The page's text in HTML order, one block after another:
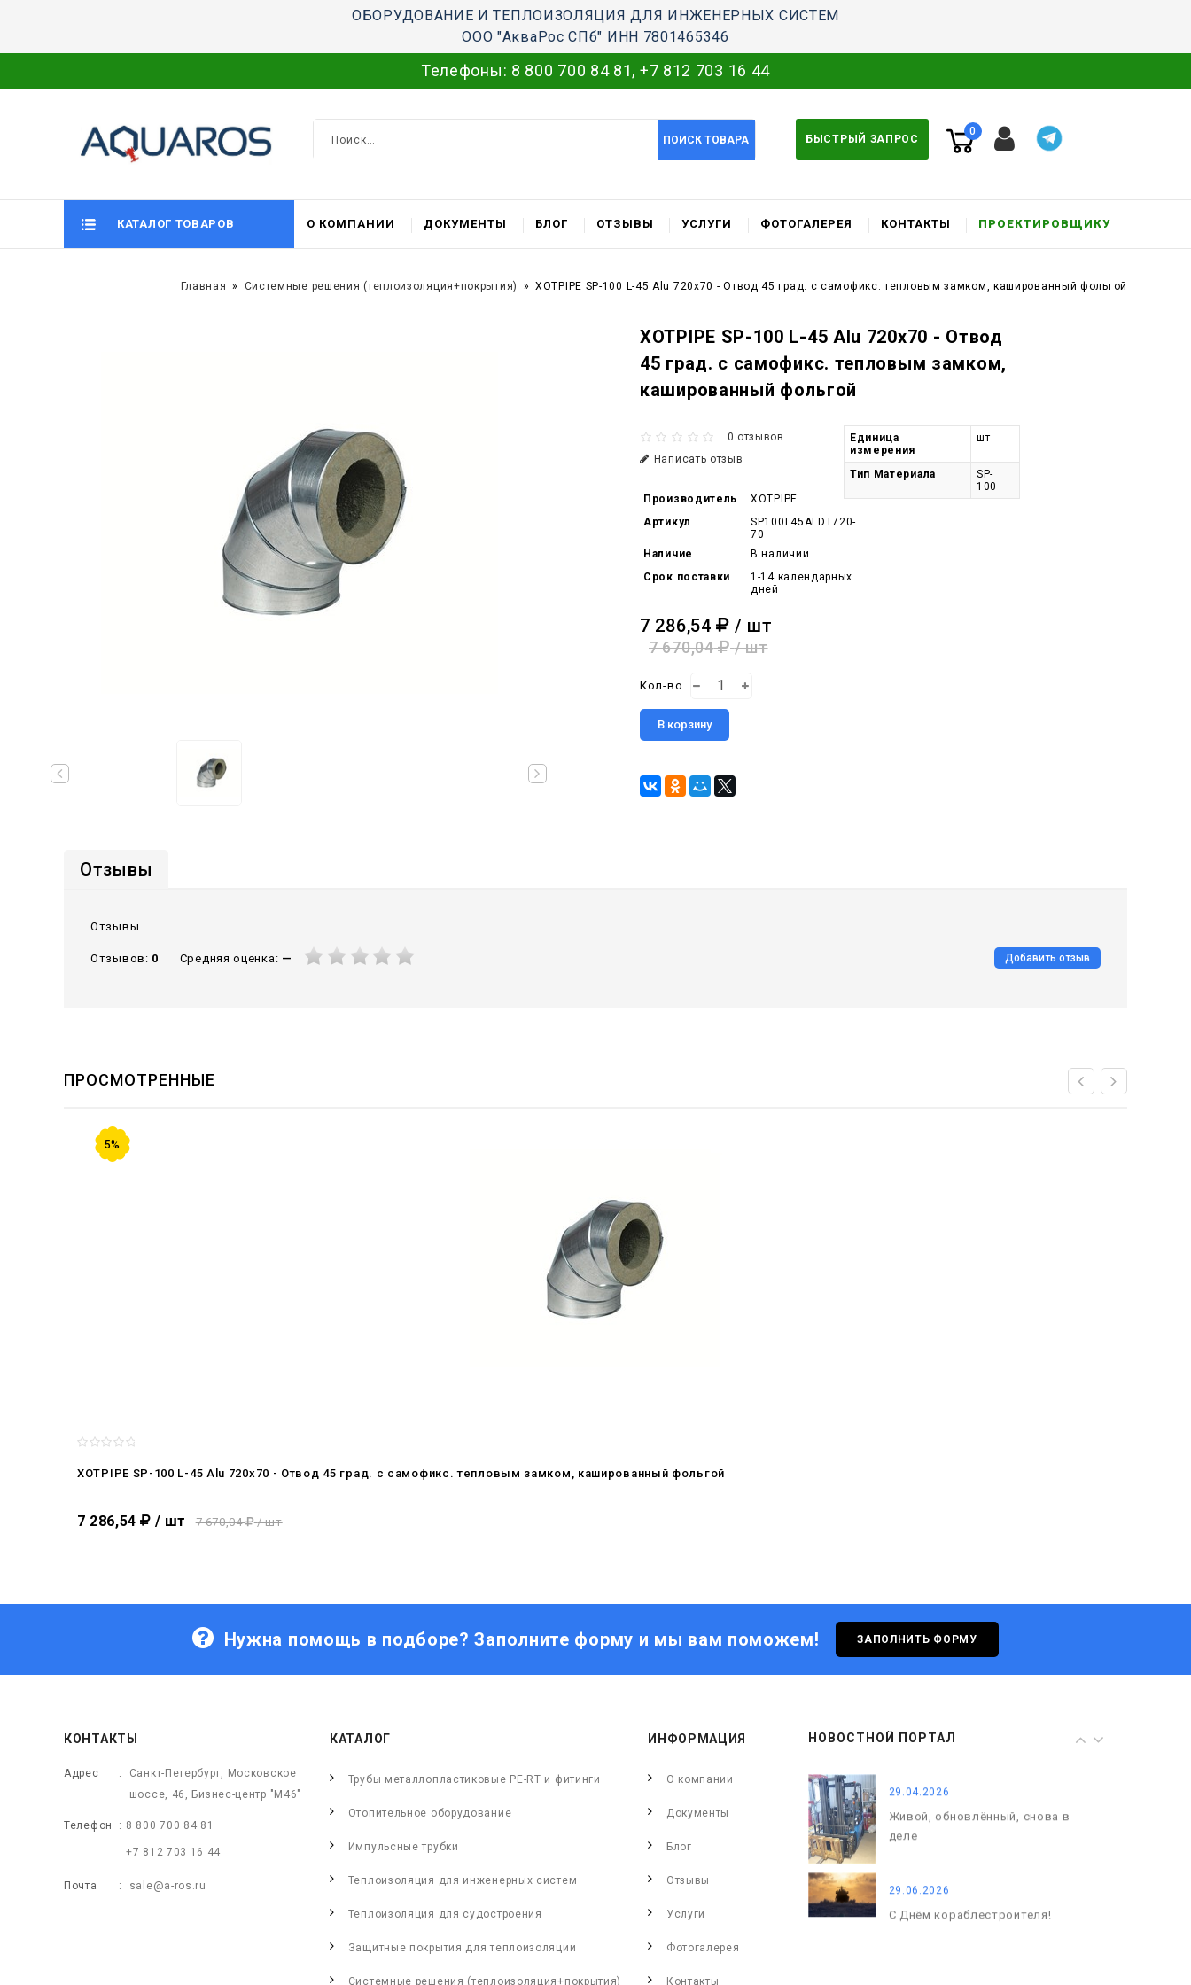
ОБОРУДОВАНИЕ И ТЕПЛОИЗОЛЯЦИЯ ДЛЯ ИНЖЕНЕРНЫХ СИСТЕМ
ООО "АкваРос СПб" ИНН 7801465346
Телефоны: 8 800 700 84 81, +7 812 703 16 44
ПОИСК ТОВАРА БЫСТРЫЙ ЗАПРОС
0
КАТАЛОГ ТОВАРОВ О КОМПАНИИ ДОКУМЕНТЫ БЛОГ ОТЗЫВЫ УСЛУГИ ФОТОГАЛЕРЕЯ КОНТАКТЫ ПРОЕКТИРОВЩИКУ
Главная Системные решения (теплоизоляция+покрытия) XOTPIPE SP-100 L-45 Alu 720x70 - Отвод 45 град. c самофикс. тепловым замком, кашированный фольгой
XOTPIPE SP-100 L-45 Alu 720x70 - Отвод
45 град. c самофикс. тепловым замком,
кашированный фольгой
0 отзывов
Написать отзыв
Производитель
XOTPIPE
Артикул
SP100L45ALDT720-
70
Наличие
В наличии
Срок поставки
1-14 календарных
дней
7 286,54 / шт
7 670,04 / шт
Кол-во
В корзину
Единица
измерения
шт
Тип Материала
SP-
100
Отзывы
Отзывы
Отзывов: 0 Средняя оценка: — Добавить отзыв
ПРОСМОТРЕННЫЕ
5%
XOTPIPE SP-100 L-45 Alu 720x70 - Отвод 45 град. c самофикс. тепловым замком, кашированный фольгой
7 286,54 / шт 7 670,04 / шт
Нужна помощь в подборе? Заполните форму и мы вам поможем! ЗАПОЛНИТЬ ФОРМУ
НОВОСТНОЙ ПОРТАЛ
С Днём кораблестроителя!
С Днём Победы. Память, которая
29.04.2026
Живой, обновлённый, снова в
деле
29.06.2026
С Днём кораблестроителя!
КОНТАКТЫ
Адрес
Санкт-Петербург, Московское
шоссе, 46, Бизнес-центр "М46"
Телефон 8 800 700 84 81
+7 812 703 16 44
Почта sale@a-ros.ru
КАТАЛОГ
Трубы металлопластиковые PE-RT и фитинги
Отопительное оборудование
Импульсные трубки
Теплоизоляция для инженерных систем
Теплоизоляция для судостроения
Защитные покрытия для теплоизоляции
Системные решения (теплоизоляция+покрытия)
ИНФОРМАЦИЯ
О компании
Документы
Блог
Отзывы
Услуги
Фотогалерея
Контакты